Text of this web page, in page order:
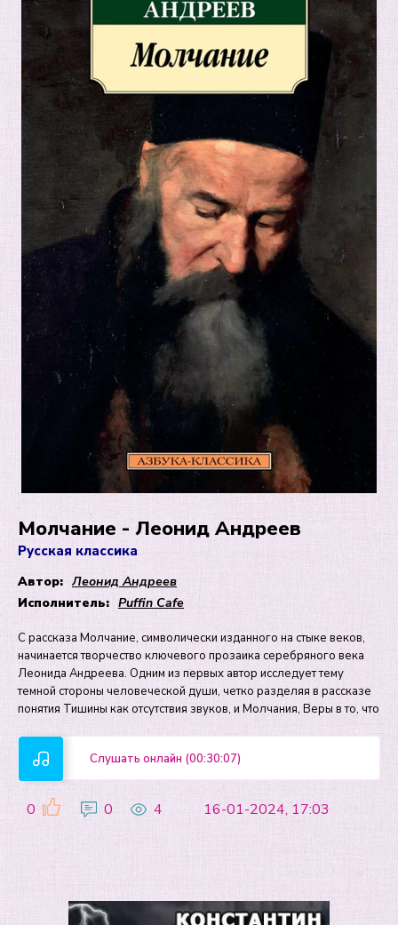
Молчание - Леонид Андреев
Русская классика
Автор: Леонид Андреев
Исполнитель: Puffin Сafe
С рассказа Молчание, символически изданного на стыке веков,
начинается творчество ключевого прозаика серебряного века
Леонида Андреева. Одним из первых автор исследует тему
темной стороны человеческой души, четко разделяя в рассказе
понятия Тишины как отсутствия звуков, и Молчания, Веры в то, что
Слушать онлайн (00:30:07)
0 0 4 16-01-2024, 17:03